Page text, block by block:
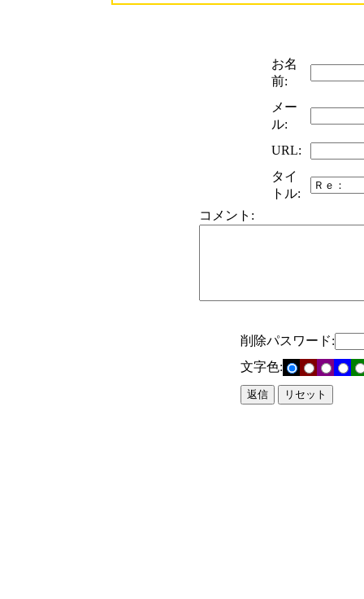
お名
前:
メー
ル:
URL:
タイ
トル:
コメント:
削除パスワード:
文字色: